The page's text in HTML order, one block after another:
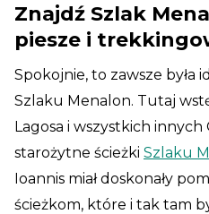
Znajdź Szlak
piesze i
Spokojnie, to zawsze była
Szlaku Menalon. Tutaj
Lagosa i wszystkich
starożytne ścieżki Szlaku
Ioannis miał doskonały
ścieżkom, które i tak tam